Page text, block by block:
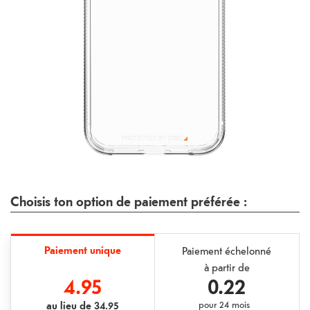
Choisis ton option de paiement préférée :
Paiement unique
4.95
au lieu de34.95
Paiement échelonné
à partir de
0.22
pour24 mois